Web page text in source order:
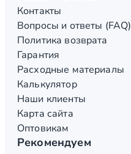
Контакты
Вопросы и ответы (FAQ)
Политика возврата
Гарантия
Расходные материалы
Калькулятор
Наши клиенты
Карта сайта
Оптовикам
Рекомендуем